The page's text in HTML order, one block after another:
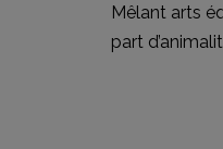
Mêlant arts
part